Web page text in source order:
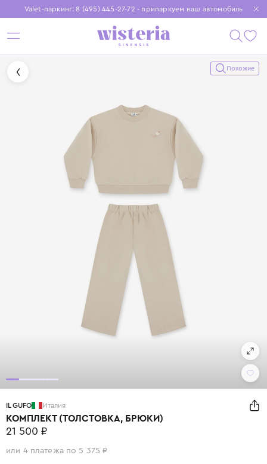
Valet-паркинг: 8 (495) 445-27-72 - припаркуем ваш автомобиль
Бесплатная доставка при заказе от 15 000 ₽
Установите приложение, чтобы покупки были еще удобнее
Похожие
IL GUFO Италия
КОМПЛЕКТ (ТОЛСТОВКА, БРЮКИ)
21 500 ₽
или 4 платежа по 5 375 ₽